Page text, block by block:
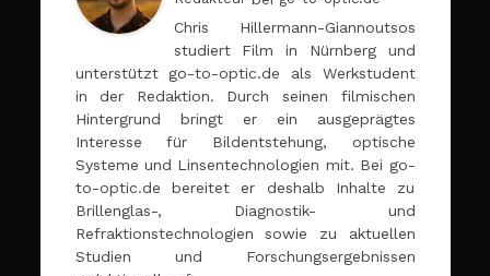
Chris Hillermann-Giannoutsos
studiert Film in Nürnberg und
unterstützt go-to-optic.de als Werkstudent
in der Redaktion. Durch seinen filmischen
Hintergrund bringt er ein ausgeprägtes
Interesse für Bildentstehung, optische
Systeme und Linsentechnologien mit. Bei go-
to-optic.de bereitet er deshalb Inhalte zu
Brillenglas-, Diagnostik- und
Refraktionstechnologien sowie zu aktuellen
Studien und Forschungsergebnissen